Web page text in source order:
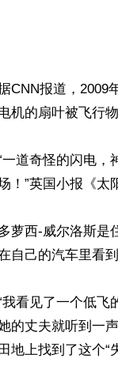
CNN报道，2009
机的扇叶被飞行
一道奇怪的闪电，
！”英国小报《太
萝西-威尔洛斯是
自己的汽车里看
我看见了一个低飞
的丈夫就听到一
田地上找到了这个“